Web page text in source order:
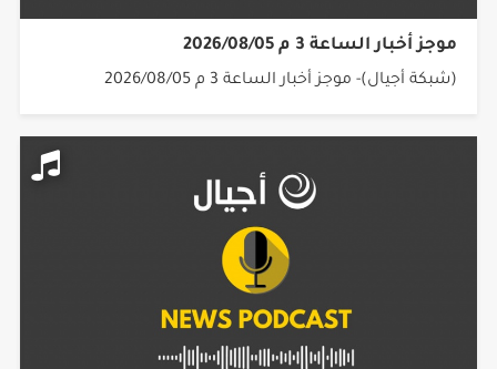
موجز أخبار الساعة 3 م 2026/08/05
(شبكة أجيال)- موجز أخبار الساعة 3 م 2026/08/05